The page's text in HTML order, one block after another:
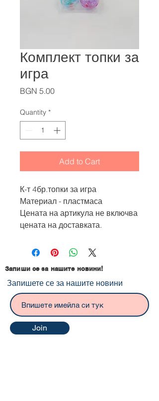
Комплект топки за
игра
BGN 5.00Price
Quantity *
Add to Cart
К-т 4бр.топки за игра
Материал - пластмаса
Цената на артикула не включва
цената на доставката.
Запиши се за нашите новини!
Запишете се за нашите новини
Join